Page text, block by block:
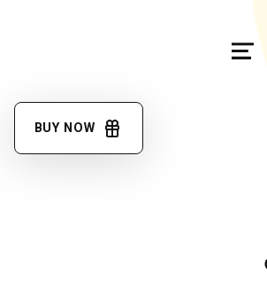
مودال فرم جستجو
منو